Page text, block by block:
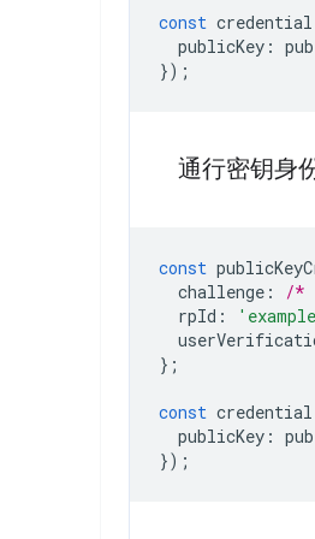
const credential
publicKey :
});
通行密钥身
const
challenge :
/*
rpId :
};
const credential
publicKey :
});